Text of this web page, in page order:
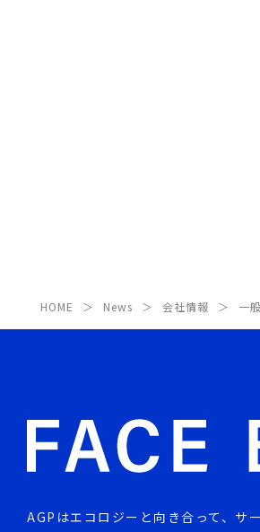
HOME News 会社情報 一
AGPはエコロジーと向き合って、 サ